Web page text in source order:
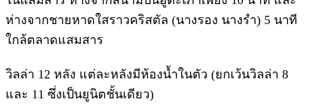
ห่างจากชายหาดใสราวคริสตัล (นางรอง นางรำ) 5 นาที
ใกล้ตลาดแสมสาร
วิลล่า 12 หลัง แต่ละหลังมีห้องน้ำในตัว (ยกเว้นวิลล่า 8
และ 11 ซึ่งเป็นยูนิตชั้นเดียว)